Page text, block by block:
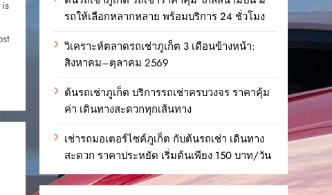
รถให้เลือกหลากหลาย พร้อมบริการ 24 ชั่วโมง
วิเคราะห์ตลาดรถเช่าภูเก็ต 3 เดือนข้างหน้า:
สิงหาคม–ตุลาคม 2569
ต้นรถเช่าภูเก็ต บริการรถเช่าครบวงจร ราคาคุ้ม
ค่า เดินทางสะดวกทุกเส้นทาง
เช่ารถมอเตอร์ไซค์ภูเก็ต กับต้นรถเช่า เดินทาง
สะดวก ราคาประหยัด เริ่มต้นเพียง 150 บาท/วัน